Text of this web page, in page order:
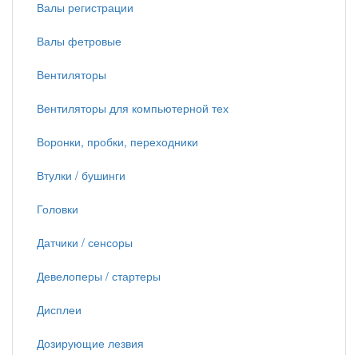
Валы регистрации
Валы фетровые
Вентиляторы
Вентиляторы для компьютерной тех
Воронки, пробки, переходники
Втулки / бушинги
Головки
Датчики / сенсоры
Девелоперы / стартеры
Дисплеи
Дозирующие лезвия